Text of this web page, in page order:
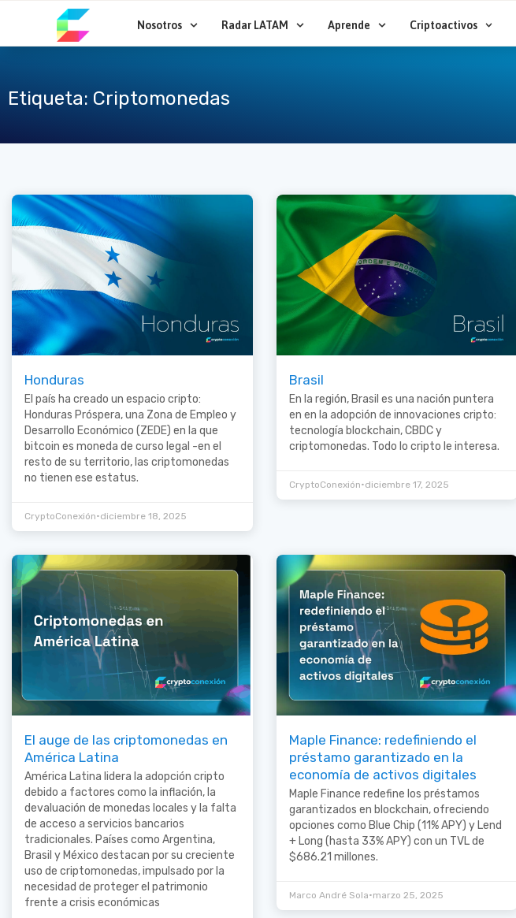
contenido
Nosotros Radar LATAM Aprende Criptoactivos
Etiqueta: Criptomonedas
Honduras
El país ha creado un espacio cripto:
Honduras Próspera, una Zona de Empleo y
Desarrollo Económico (ZEDE) en la que
bitcoin es moneda de curso legal -en el
resto de su territorio, las criptomonedas
no tienen ese estatus.
CryptoConexión•diciembre 18, 2025
Brasil
En la región, Brasil es una nación puntera
en en la adopción de innovaciones cripto:
tecnología blockchain, CBDC y
criptomonedas. Todo lo cripto le interesa.
CryptoConexión•diciembre 17, 2025
El auge de las criptomonedas en
América Latina
América Latina lidera la adopción cripto
debido a factores como la inflación, la
devaluación de monedas locales y la falta
de acceso a servicios bancarios
tradicionales. Países como Argentina,
Brasil y México destacan por su creciente
uso de criptomonedas, impulsado por la
necesidad de proteger el patrimonio
frente a crisis económicas
Maple Finance: redefiniendo el
préstamo garantizado en la
economía de activos digitales
Maple Finance redefine los préstamos
garantizados en blockchain, ofreciendo
opciones como Blue Chip (11% APY) y Lend
+ Long (hasta 33% APY) con un TVL de
$686.21 millones.
Marco André Sola•marzo 25, 2025